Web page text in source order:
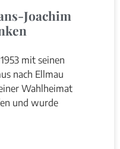
Joachim
mit seinen
nach Ellmau
Wahlheimat
und wurde